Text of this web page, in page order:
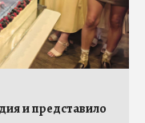
и представило